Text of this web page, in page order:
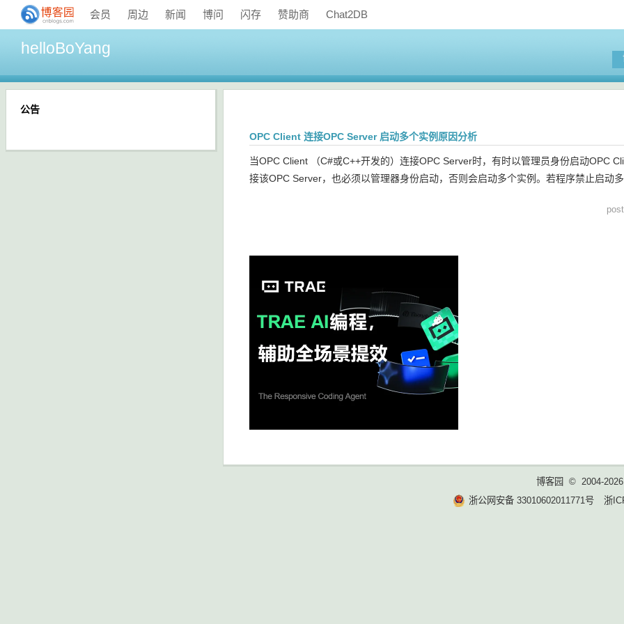
会员 周边 新闻 博问 闪存 赞助商 Chat2DB
helloBoYang
OPC Client 连接OPC Server 启动多个实例原因分析
当OPC Client （C#或C++开发的）连接OPC Server时，有时以管理员身份启动OPC
接该OPC Server，也必须以管理器身份启动，否则会启动多个实例。若程序禁止启动多
公告
博客园
© 2004-2026
浙公网安备 33010602011771号
浙